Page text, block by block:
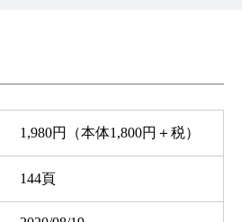
1,980円（本体1,800円＋税）
144頁